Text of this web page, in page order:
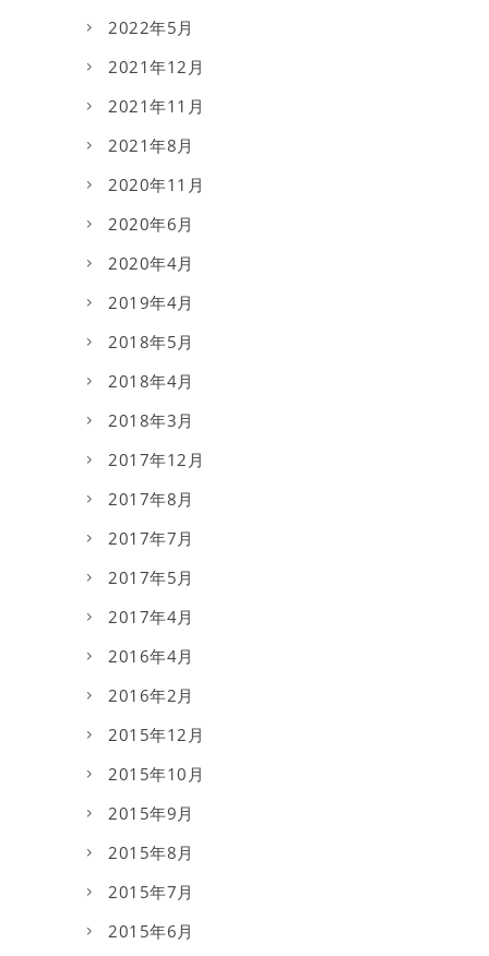
2022年5月
2021年12月
2021年11月
2021年8月
2020年11月
2020年6月
2020年4月
2019年4月
2018年5月
2018年4月
2018年3月
2017年12月
2017年8月
2017年7月
2017年5月
2017年4月
2016年4月
2016年2月
2015年12月
2015年10月
2015年9月
2015年8月
2015年7月
2015年6月